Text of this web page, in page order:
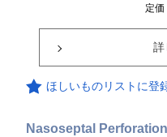
定価
詳
ほしいものリストに登
Nasoseptal